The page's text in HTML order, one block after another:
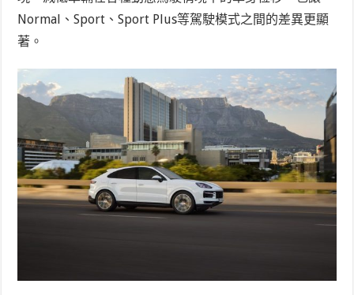
Normal、Sport、Sport Plus等駕駛模式之間的差異更顯
著。